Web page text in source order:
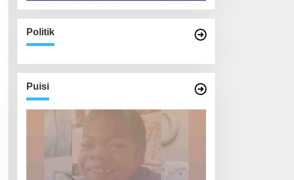
Politik
Puisi